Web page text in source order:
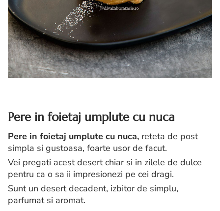
Pere in foietaj umplute cu nuca
Pere in foietaj umplute cu nuca, reteta de post
simpla si gustoasa, foarte usor de facut.
Vei pregati acest desert chiar si in zilele de dulce
pentru ca o sa ii impresionezi pe cei dragi.
Sunt un desert decadent, izbitor de simplu,
parfumat si aromat.